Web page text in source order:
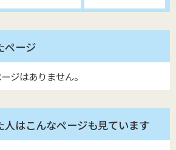
ページ
ジはありません。
人はこんなページも見ています